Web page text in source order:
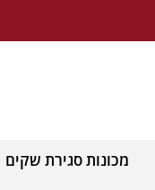
מכונות סגירת שקים